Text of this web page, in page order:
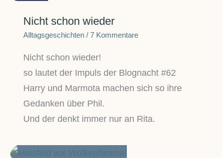
Nicht schon wieder
Alltagsgeschichten /7 Kommentare
Nicht schon wieder!
so lautet der Impuls der Blognacht #62
Harry und Marmota machen sich so ihre
Gedanken über Phil.
Und der denkt immer nur an Rita.